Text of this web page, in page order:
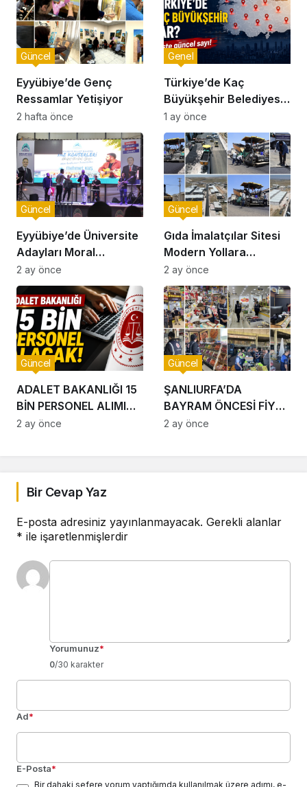
Eyyübiye’de Genç
Ressamlar Yetişiyor
Güncel
2 hafta önce
Türkiye’de Kaç
Büyükşehir Belediyesi
Bulunuyor?
Genel
1 ay önce
Eyyübiye’de Üniversite
Adayları Moral
Depoladı
Güncel
2 ay önce
Gıda İmalatçılar Sitesi
Modern Yollara
Kavuşuyor
Güncel
2 ay önce
ADALET BAKANLIĞI 15
BİN PERSONEL ALIMI
YAPACAK
Güncel
2 ay önce
ŞANLIURFA’DA
BAYRAM ÖNCESİ FİYAT
DENETİMLERİ
Güncel
2 ay önce
Bir Cevap Yaz
E-posta adresiniz yayınlanmayacak. Gerekli alanlar
* ile işaretlenmişlerdir
Yorumunuz*
0/30 karakter
Ad*
E-Posta*
Bir dahaki sefere yorum yaptığımda kullanılmak üzere adımı, e-